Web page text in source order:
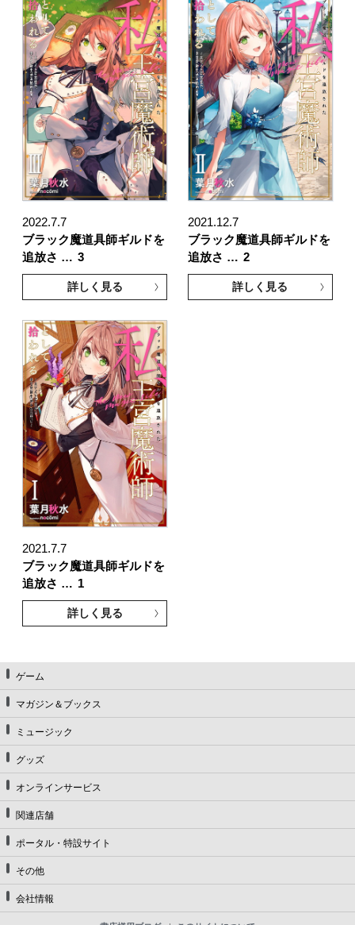
2022.7.7
ブラック魔道具師ギルドを
追放さ … 3
詳しく見る
2021.12.7
ブラック魔道具師ギルドを
追放さ … 2
詳しく見る
2021.7.7
ブラック魔道具師ギルドを
追放さ … 1
詳しく見る
ゲーム
マガジン＆ブックス
ミュージック
グッズ
オンラインサービス
関連店舗
ポータル・特設サイト
その他
会社情報